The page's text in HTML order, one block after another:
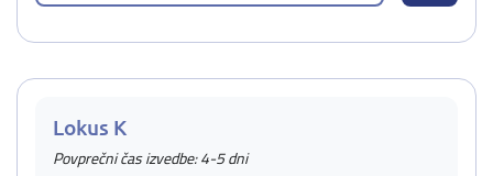
Lokus K
Povprečni čas izvedbe: 4-5 dni